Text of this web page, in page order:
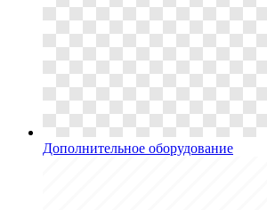
Дополнительное оборудование